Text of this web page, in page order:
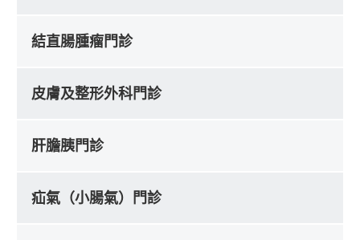
結直腸腫瘤門診
皮膚及整形外科門診
肝膽胰門診
疝氣（小腸氣）門診